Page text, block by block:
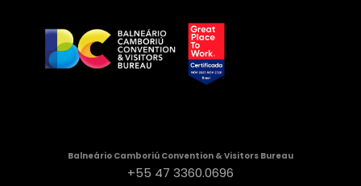
Balneário Camboriú Convention & Visitors Bureau
+55 47 3360.0696